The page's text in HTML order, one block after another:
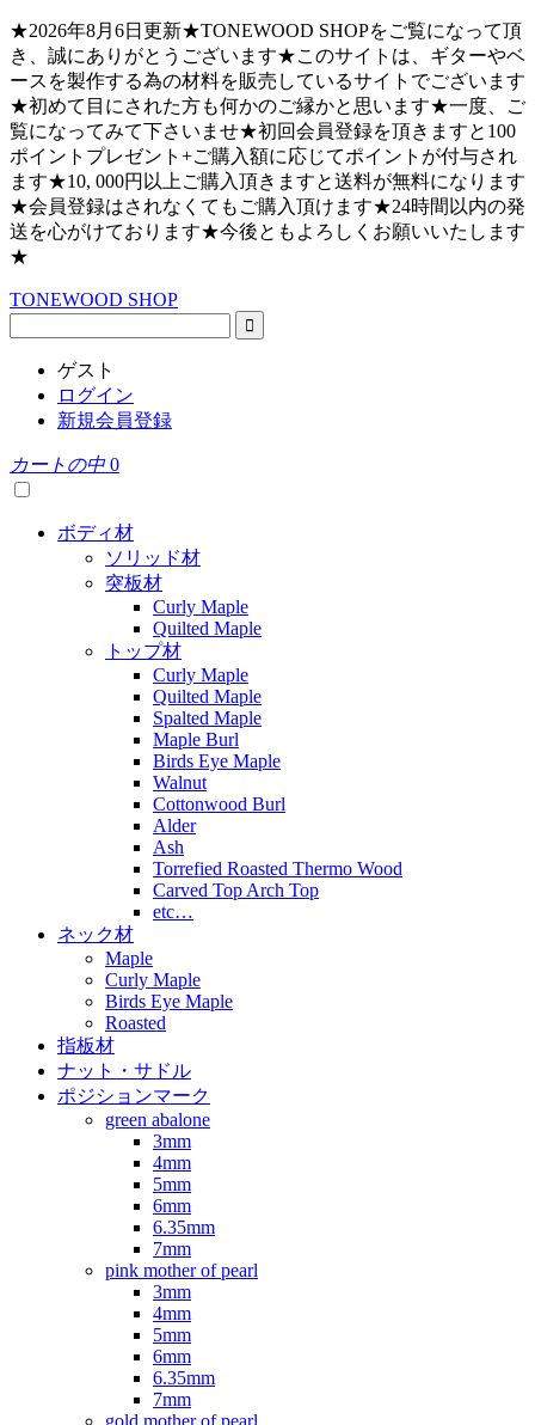
★2026年8月6日更新★TONEWOOD SHOPをご覧になって頂
き、誠にありがとうございます★このサイトは、ギターやベ
ースを製作する為の材料を販売しているサイトでございます
★初めて目にされた方も何かのご縁かと思います★一度、ご
覧になってみて下さいませ★初回会員登録を頂きますと100
ポイントプレゼント+ご購入額に応じてポイントが付与され
ます★10, 000円以上ご購入頂きますと送料が無料になります
★会員登録はされなくてもご購入頂けます★24時間以内の発
送を心がけております★今後ともよろしくお願いいたします
★
TONEWOOD SHOP
ゲスト
ログイン
新規会員登録
カートの中 0
ボディ材
ソリッド材
突板材
Curly Maple
Quilted Maple
トップ材
Curly Maple
Quilted Maple
Spalted Maple
Maple Burl
Birds Eye Maple
Walnut
Cottonwood Burl
Alder
Ash
Torrefied Roasted Thermo Wood
Carved Top Arch Top
etc…
ネック材
Maple
Curly Maple
Birds Eye Maple
Roasted
指板材
ナット・サドル
ポジションマーク
green abalone
3mm
4mm
5mm
6mm
6.35mm
7mm
pink mother of pearl
3mm
4mm
5mm
6mm
6.35mm
7mm
gold mother of pearl